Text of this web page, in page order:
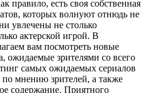
правило, есть своя собственная
которых волнуют отнюдь не
увлечены не столько
актерской игрой. В
вам посмотреть новые
ожидаемые зрителями со всего
самых ожидаемых сериалов
мнению зрителей, а также
содержание. Приятного